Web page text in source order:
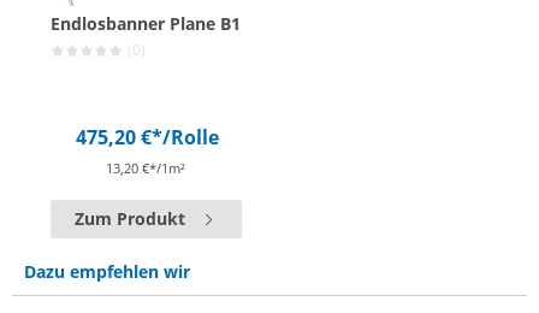
Endlosbanner Plane B1
(0)
475,20 €*/Rolle
13,20 €*/1m²
Zum Produkt
Dazu empfehlen wir